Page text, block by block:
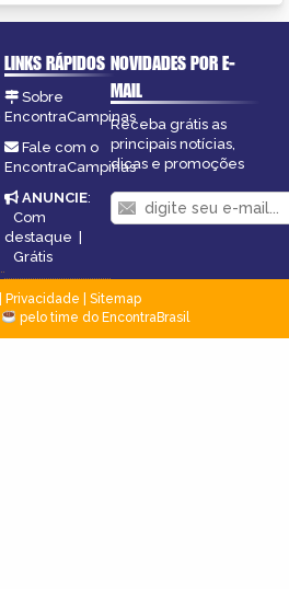
LINKS RÁPIDOS
Sobre
EncontraCampinas
Fale com o
EncontraCampinas
ANUNCIE:
Com
destaque |
Grátis
NOVIDADES POR E-
MAIL
Receba grátis as
principais notícias,
dicas e promoções
Privacidade
Sitemap
pelo time do EncontraBrasil